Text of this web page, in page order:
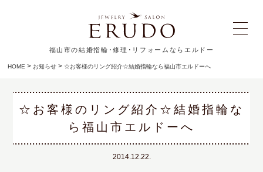
福山市の結婚指輪･修理･リフォームならエルドー
HOME >お知らせ > ☆お客様のリング紹介☆結婚指輪なら福山市エルドーへ
☆お客様のリング紹介☆結婚指輪な
ら福山市エルドーへ
2014.12.22.